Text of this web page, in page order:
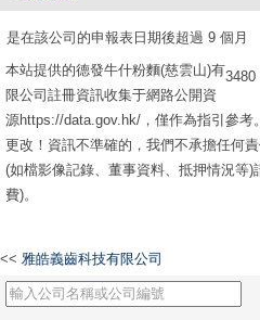
是在該公司的申報表日期後超過 9 個月
3480
本站提供的德發牛什粉麵(慈雲山)有
限公司註冊資訊收集于網路公開資
源https://data.gov.hk/，僅作為指引參考
更改！資訊不準確的，我們不承擔任何
(如檔影像記錄、董事資料、抵押情況等
費)。
<< 雅皓義齒科技有限公司